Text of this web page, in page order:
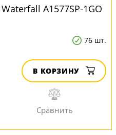
A1577SP-1GO
76 шт.
В КОРЗИНУ